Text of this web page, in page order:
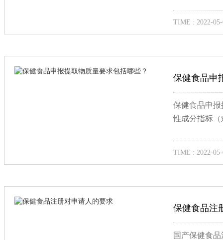
TIME : 2022-
保健食品申
保健食品申
性成分指标
TIME : 2022-
保健食品注
国产保健食